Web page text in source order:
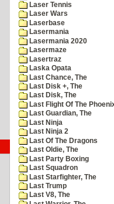
Laser Tennis
Laser Wars
Laserbase
Lasermania
Lasermania 2020
Lasermaze
Lasertraz
Laska Opata
Last Chance, The
Last Disk +, The
Last Disk, The
Last Flight Of The
Last Guardian, The
Last Ninja
Last Ninja 2
Last Of The Dragons
Last Oldie, The
Last Party Boxing
Last Squadron
Last Starfighter, The
Last Trump
Last V8, The